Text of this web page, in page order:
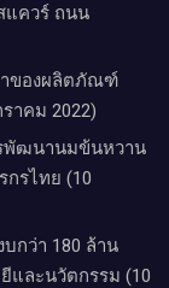
แควร์ ถนน
าของผลิตภัณฑ์
ราคม 2022)
พัฒนานมข้นหวาน
กรไทย (10
กว่า 180 ล้าน
และนวัตกรรม (10